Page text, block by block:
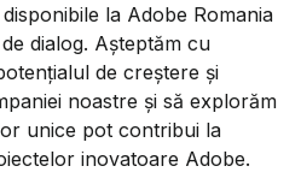
la Adobe Romania
dialog. Așteptăm cu
de creștere și
noastre și să explorăm
unice pot contribui la
inovatoare Adobe.